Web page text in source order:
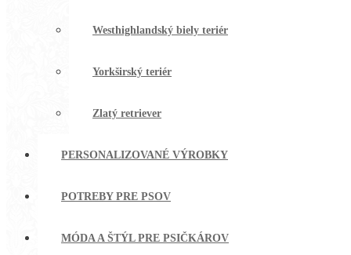
Westhighlandský biely teriér
Yorkširský teriér
Zlatý retriever
PERSONALIZOVANÉ VÝROBKY
POTREBY PRE PSOV
MÓDA A ŠTÝL PRE PSIČKÁROV